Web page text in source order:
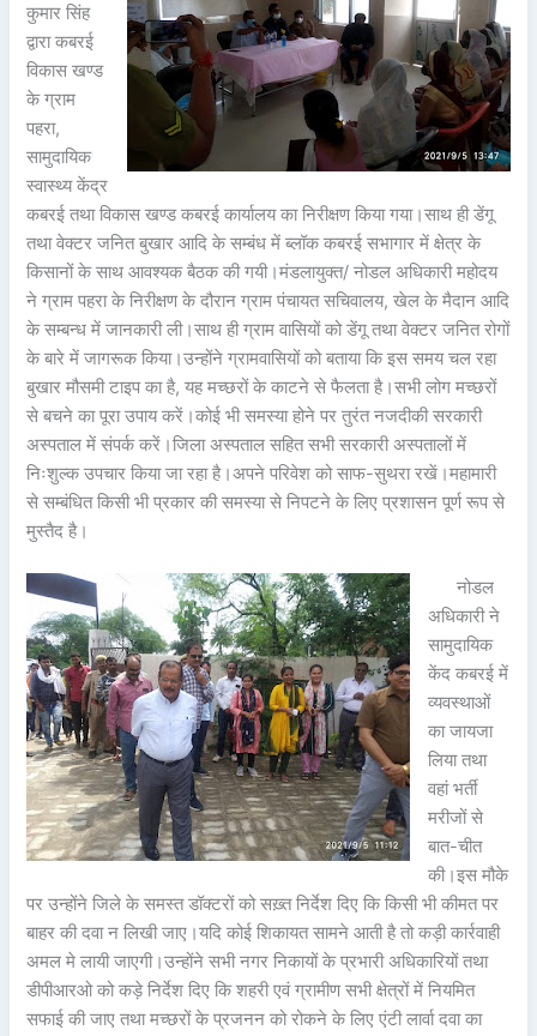
कुमार सिंह
द्वारा कबरई
विकास खण्ड
के ग्राम
पहरा,
सामुदायिक
स्वास्थ्य केंद्र
कबरई तथा विकास खण्ड कबरई कार्यालय का निरीक्षण किया गया।साथ ही डेंगू
तथा वेक्टर जनित बुखार आदि के सम्बंध में ब्लॉक कबरई सभागार में क्षेत्र के
किसानों के साथ आवश्यक बैठक की गयी।मंडलायुक्त/ नोडल अधिकारी महोदय
ने ग्राम पहरा के निरीक्षण के दौरान ग्राम पंचायत सचिवालय, खेल के मैदान आदि
के सम्बन्ध में जानकारी ली।साथ ही ग्राम वासियों को डेंगू तथा वेक्टर जनित रोगों
के बारे में जागरूक किया।उन्होंने ग्रामवासियों को बताया कि इस समय चल रहा
बुखार मौसमी टाइप का है, यह मच्छरों के काटने से फैलता है।सभी लोग मच्छरों
से बचने का पूरा उपाय करें।कोई भी समस्या होने पर तुरंत नजदीकी सरकारी
अस्पताल में संपर्क करें।जिला अस्पताल सहित सभी सरकारी अस्पतालों में
निःशुल्क उपचार किया जा रहा है।अपने परिवेश को साफ-सुथरा रखें।महामारी
से सम्बंधित किसी भी प्रकार की समस्या से निपटने के लिए प्रशासन पूर्ण रूप से
मुस्तैद है।
नोडल
अधिकारी ने
सामुदायिक
केंद कबरई में
व्यवस्थाओं
का जायजा
लिया तथा
वहां भर्ती
मरीजों से
बात-चीत
की।इस मौके
पर उन्होंने जिले के समस्त डॉक्टरों को सख़्त निर्देश दिए कि किसी भी कीमत पर
बाहर की दवा न लिखी जाए।यदि कोई शिकायत सामने आती है तो कड़ी कार्रवाही
अमल मे लायी जाएगी।उन्होंने सभी नगर निकायों के प्रभारी अधिकारियों तथा
डीपीआरओ को कड़े निर्देश दिए कि शहरी एवं ग्रामीण सभी क्षेत्रों में नियमित
सफाई की जाए तथा मच्छरों के प्रजनन को रोकने के लिए एंटी लार्वा दवा का